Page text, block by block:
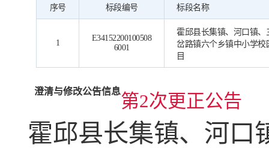
序号 标段编号 标段名称
1
E34152200100508
6001
霍邱县长集镇、河口镇
岔路镇六个乡镇中小学
目
澄清与修改公告信息第2次更正公告
霍邱县长集镇、河口